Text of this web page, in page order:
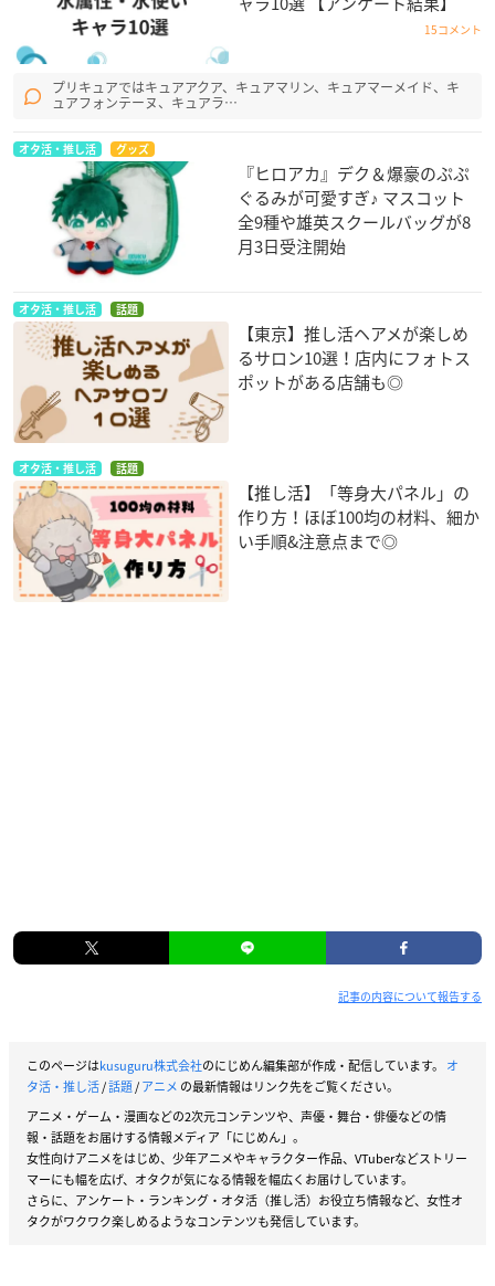
15コメント
プリキュアではキュアアクア、キュアマリン、キュアマーメイド、キ
ュアフォンテーヌ、キュアラ…
オタ活・推し活 グッズ
『ヒロアカ』デク＆爆豪のぷぷ
ぐるみが可愛すぎ♪ マスコット
全9種や雄英スクールバッグが8
月3日受注開始
オタ活・推し活 話題
【東京】推し活ヘアメが楽しめ
るサロン10選！店内にフォトス
ポットがある店舗も◎
オタ活・推し活 話題
【推し活】「等身大パネル」の
作り方！ほぼ100均の材料、細か
い手順&注意点まで◎
記事の内容について報告する
このページはkusuguru株式会社のにじめん編集部が作成・配信しています。 オ
タ活・推し活/話題/アニメ の最新情報はリンク先をご覧ください。
アニメ・ゲーム・漫画などの2次元コンテンツや、声優・舞台・俳優などの情
報・話題をお届けする情報メディア「にじめん」。
女性向けアニメをはじめ、少年アニメやキャラクター作品、VTuberなどストリー
マーにも幅を広げ、オタクが気になる情報を幅広くお届けしています。
さらに、アンケート・ランキング・オタ活（推し活）お役立ち情報など、女性オ
タクがワクワク楽しめるようなコンテンツも発信しています。